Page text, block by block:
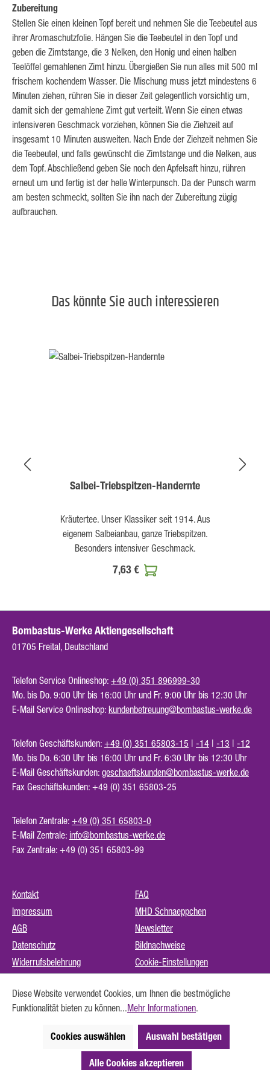
Zubereitung
Stellen Sie einen kleinen Topf bereit und nehmen Sie die Teebeutel aus
ihrer Aromaschutzfolie. Hängen Sie die Teebeutel in den Topf und
geben die Zimtstange, die 3 Nelken, den Honig und einen halben
Teelöffel gemahlenen Zimt hinzu. Übergießen Sie nun alles mit 500 ml
frischem kochendem Wasser. Die Mischung muss jetzt mindestens 6
Minuten ziehen, rühren Sie in dieser Zeit gelegentlich vorsichtig um,
damit sich der gemahlene Zimt gut verteilt. Wenn Sie einen etwas
intensiveren Geschmack vorziehen, können Sie die Ziehzeit auf
insgesamt 10 Minuten ausweiten. Nach Ende der Ziehzeit nehmen Sie
die Teebeutel, und falls gewünscht die Zimtstange und die Nelken, aus
dem Topf. Abschließend geben Sie noch den Apfelsaft hinzu, rühren
erneut um und fertig ist der helle Winterpunsch. Da der Punsch warm
am besten schmeckt, sollten Sie ihn nach der Zubereitung zügig
aufbrauchen.
Das könnte Sie auch interessieren
Salbei-Triebspitzen-Handernte
Kräutertee. Unser Klassiker seit 1914. Aus
eigenem Salbeianbau, ganze Triebspitzen.
Besonders intensiver Geschmack.
7,63 €
Bombastus-Werke Aktiengesellschaft
01705 Freital, Deutschland
Telefon Service Onlineshop: +49 (0) 351 896999-30
Mo. bis Do. 9:00 Uhr bis 16:00 Uhr und Fr. 9:00 Uhr bis 12:30 Uhr
E-Mail Service Onlineshop: kundenbetreuung@bombastus-werke.de
Telefon Geschäftskunden: +49 (0) 351 65803-15 | -14 | -13 | -12
Mo. bis Do. 6:30 Uhr bis 16:00 Uhr und Fr. 6:30 Uhr bis 12:30 Uhr
E-Mail Geschäftskunden: geschaeftskunden@bombastus-werke.de
Fax Geschäftskunden: +49 (0) 351 65803-25
Telefon Zentrale: +49 (0) 351 65803-0
E-Mail Zentrale: info@bombastus-werke.de
Fax Zentrale: +49 (0) 351 65803-99
Kontakt
Impressum
AGB
Datenschutz
Widerrufsbelehrung
FAQ
MHD Schnaeppchen
Newsletter
Bildnachweise
Cookie-Einstellungen
Barrierefreiheit
Diese Website verwendet Cookies, um Ihnen die bestmögliche
Funktionalität bieten zu können...Mehr Informationen.
Cookies auswählen Auswahl bestätigen
Alle Cookies akzeptieren